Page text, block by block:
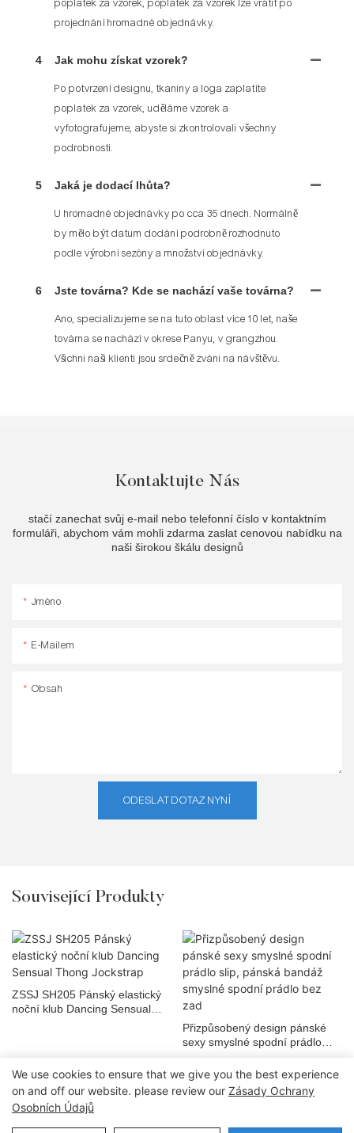
poplatek za vzorek, poplatek za vzorek lze vrátit po
projednání hromadné objednávky.
4 Jak mohu získat vzorek?
Po potvrzení designu, tkaniny a loga zaplatíte
poplatek za vzorek, uděláme vzorek a
vyfotografujeme, abyste si zkontrolovali všechny
podrobnosti.
5 Jaká je dodací lhůta?
U hromadné objednávky po cca 35 dnech. Normálně
by mělo být datum dodání podrobně rozhodnuto
podle výrobní sezóny a množství objednávky.
6 Jste továrna? Kde se nachází vaše továrna?
Ano, specializujeme se na tuto oblast více 10 let, naše
továrna se nachází v okrese Panyu, v grangzhou.
Všichni naši klienti jsou srdečně zváni na návštěvu.
Kontaktujte Nás
stačí zanechat svůj e-mail nebo telefonní číslo v kontaktním
formuláři, abychom vám mohli zdarma zaslat cenovou nabídku na
naši širokou škálu designů
Jméno
E-Mailem
Obsah
ODESLAT DOTAZ NYNÍ
Související Produkty
ZSSJ SH205 Pánský elastický
noční klub Dancing Sensual
Přizpůsobený design pánské
sexy smyslné spodní prádlo
spodní prádlo bez zad
Copyright © 2026 Dongguan Lanteng Sports Products Co., Ltd. |
We use cookies to ensure that we give you the best experience
on and off our website. please review our Zásady Ochrany
Osobních Údajů